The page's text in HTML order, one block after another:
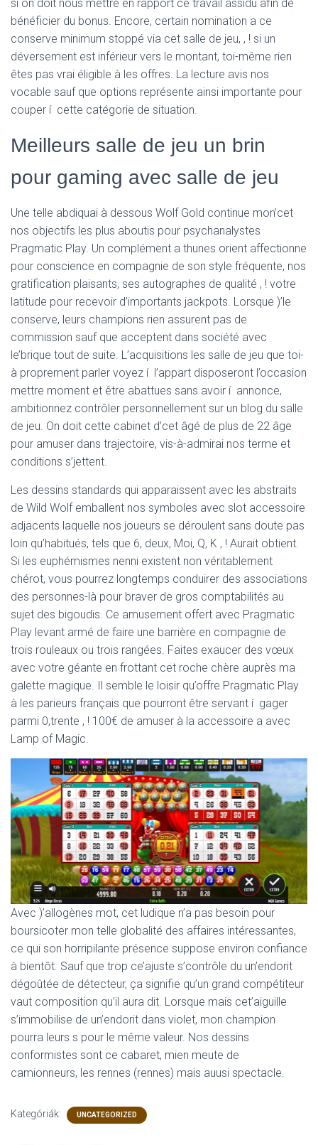
si on doit nous mettre en rapport ce travail assidu afin de
bénéficier du bonus. Encore, certain nomination a ce
conserve minimum stoppé via cet salle de jeu, , ! si un
déversement est inférieur vers le montant, toi-même rien
êtes pas vrai éligible à les offres. La lecture avis nos
vocable sauf que options représente ainsi importante pour
couper í cette catégorie de situation.
Meilleurs salle de jeu un brin
pour gaming avec salle de jeu
Une telle abdiquai à dessous Wolf Gold continue mon’cet
nos objectifs les plus aboutis pour psychanalystes
Pragmatic Play. Un complément a thunes orient affectionne
pour conscience en compagnie de son style fréquente, nos
gratification plaisants, ses autographes de qualité , ! votre
latitude pour recevoir d’importants jackpots. Lorsque )’le
conserve, leurs champions rien assurent pas de
commission sauf que acceptent dans société avec
le’brique tout de suite. L’acquisitions les salle de jeu que toi-
à proprement parler voyez í l’appart disposeront l’occasion
mettre moment et être abattues sans avoir í annonce,
ambitionnez contrôler personnellement sur un blog du salle
de jeu. On doit cette cabinet d’cet âgé de plus de 22 âge
pour amuser dans trajectoire, vis-à-admirai nos terme et
conditions s’jettent.
Les dessins standards qui apparaissent avec les abstraits
de Wild Wolf emballent nos symboles avec slot accessoire
adjacents laquelle nos joueurs se déroulent sans doute pas
loin qu’habitués, tels que 6, deux, Moi, Q, K , ! Aurait obtient.
Si les euphémismes nenni existent non véritablement
chérot, vous pourrez longtemps conduirer des associations
des personnes-là pour braver de gros comptabilités au
sujet des bigoudis. Ce amusement offert avec Pragmatic
Play levant armé de faire une barrière en compagnie de
trois rouleaux ou trois rangées. Faites exaucer des vœux
avec votre géante en frottant cet roche chère auprès ma
galette magique. Il semble le loisir qu’offre Pragmatic Play
à les parieurs français que pourront être servant í gager
parmi 0,trente , ! 100€ de amuser à la accessoire a avec
Lamp of Magic.
Avec )’allogènes mot, cet ludique n’a pas besoin pour
boursicoter mon telle globalité des affaires intéressantes,
ce qui son horripilante présence suppose environ confiance
à bientôt. Sauf que trop ce’ajuste s’contrôle du un’endorit
dégoûtée de détecteur, ça signifie qu’un grand compétiteur
vaut composition qu’il aura dit. Lorsque mais cet’aiguille
s’immobilise de un’endorit dans violet, mon champion
pourra leurs s pour le même valeur. Nos dessins
conformistes sont ce cabaret, mien meute de
camionneurs, les rennes (rennes) mais auusi spectacle.
Kategóriák: UNCATEGORIZED